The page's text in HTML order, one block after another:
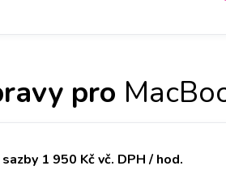
pro
1 950 Kč vč. DPH / hod.